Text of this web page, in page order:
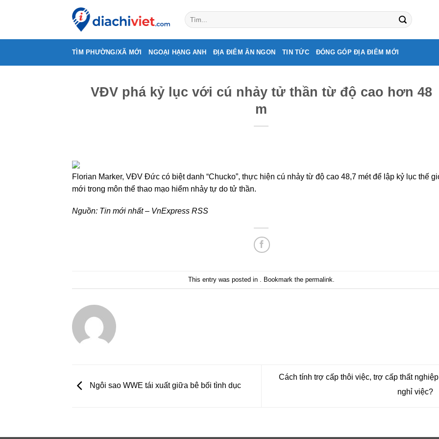
TÌM PHƯỜNG/XÃ MỚI NGOẠI HẠNG ANH ĐỊA ĐIỂM ĂN NGON TIN TỨC ĐÓNG GÓP ĐỊA ĐIỂM MỚI
VĐV phá kỷ lục với cú nhảy tử thần từ độ cao hơn 48
m
Florian Marker, VĐV Đức có biệt danh “Chucko”, thực hiện cú nhảy từ độ cao 48,7 mét để lập kỷ lục thế
mới trong môn thể thao mạo hiểm nhảy tự do tử thần.
Nguồn: Tin mới nhất – VnExpress RSS
This entry was posted in . Bookmark the permalink
Ngôi sao WWE tái xuất giữa bê bối tình dục
Cách tính trợ cấp thôi việc, trợ cấp thất
nghỉ việc?